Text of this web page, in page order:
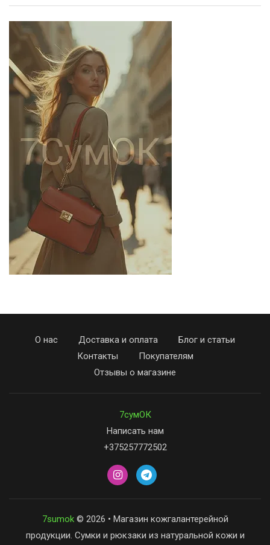
О нас Доставка и оплата
Блог и статьи
Контакты
Покупателям
Отзывы о магазине
7сумОК
Написать нам
+375257772502
7sumok© 2026 • Магазин кожгалантерейной
продукции. Сумки и рюкзаки из натуральной кожи и